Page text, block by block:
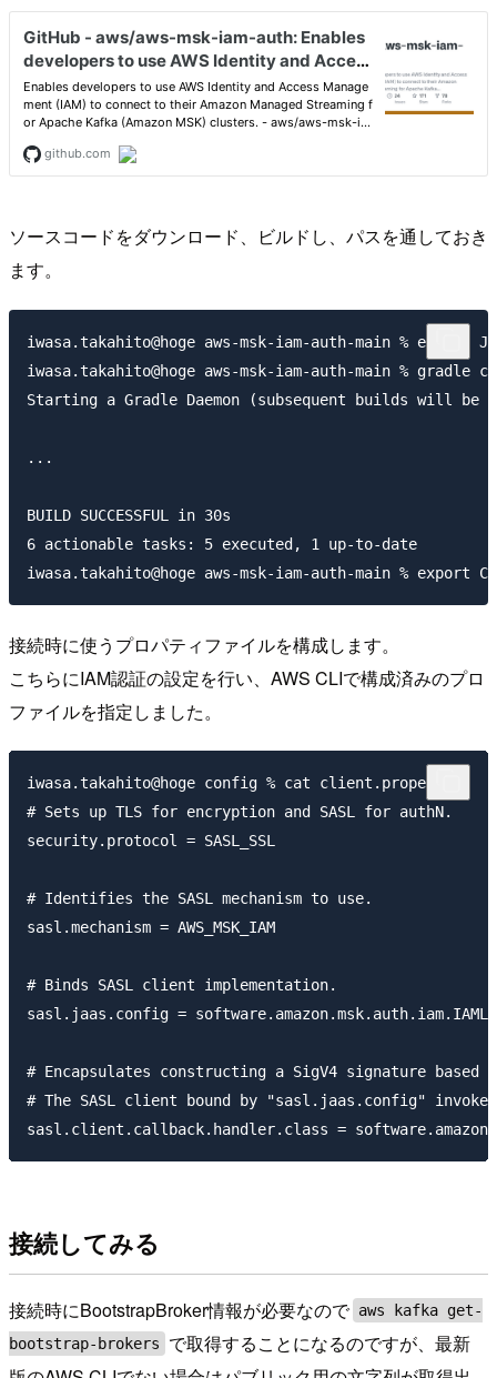
ソースコードをダウンロード、ビルドし、パスを通しておき
ます。
iwasa.takahito@hoge aws-msk-iam-auth-main % export
iwasa.takahito@hoge aws-msk-iam-auth-main % gradle
Starting a Gradle Daemon (subsequent builds will be
...
BUILD SUCCESSFUL in 30s
6 actionable tasks: 5 executed, 1 up-to-date
接続時に使うプロパティファイルを構成します。
こちらにIAM認証の設定を行い、AWS CLIで構成済みのプロ
ファイルを指定しました。
iwasa.takahito@hoge config % cat client.properties
# Sets up TLS for encryption and SASL for authN.
security.protocol = SASL_SSL
# Identifies the SASL mechanism to use.
sasl.mechanism = AWS_MSK_IAM
# Binds SASL client implementation.
sasl.jaas.config =
# Encapsulates constructing a SigV4 signature
# The SASL client bound by "sasl.jaas.config"
接続してみる
接続時にBootstrapBroker情報が必要なので aws kafka get-
bootstrap-brokers
で取得することになるのですが、最新